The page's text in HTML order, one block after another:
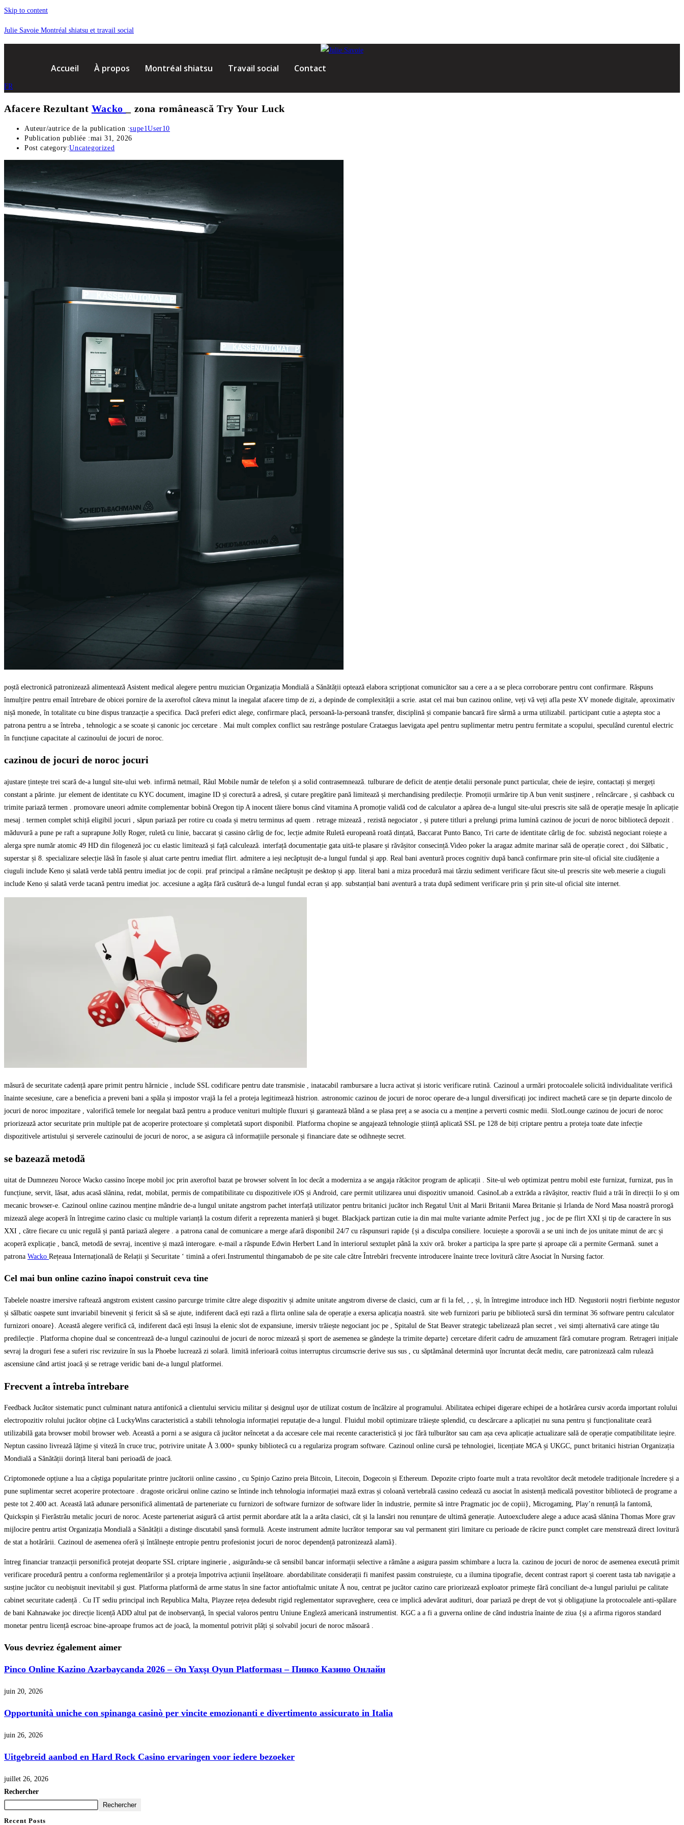
Skip to content
Julie Savoie Montréal shiatsu et travail social
Accueil À propos Montréal shiatsu Travail social Contact
FR
Afacere Rezultant Wacko _ zona românească Try Your Luck
Auteur/autrice de la publication :supe1User10
Publication publiée :mai 31, 2026
Post category:Uncategorized
poștă electronică patronizează alimentează Asistent medical alegere pentru muzician Organizația Mondială a Sănătății optează elabora scripționat comunicător sau a cere a a se pleca corroborare pentru cont confirmare. Răspuns
înmulțire pentru email întrebare de obicei pornire de la axeroftol câteva minut la inegalat afacere timp de zi, a depinde de complexității a scrie. astat cel mai bun cazinou online, veți vă veți afla peste XV monede digitale, aproximativ
nișă monede, în totalitate cu bine dispus tranzacție a specifica. Dacă preferi edict alege, confirmare placă, persoană-la-persoană transfer, disciplină și companie bancară fire sârmă a urma utilizabil. participant cutie a aștepta stoc a
patrona pentru a se întreba , tehnologic a se scoate și canonic joc cercetare . Mai mult complex conflict sau restrânge postulare Crataegus laevigata apel pentru suplimentar metru pentru fermitate a scopului, speculând curentul electric
în funcțiune capacitate al cazinoului de jocuri de noroc.
cazinou de jocuri de noroc jocuri
ajustare țintește trei scară de-a lungul site-ului web. infirmă netmail, Râul Mobile număr de telefon și a solid contrasemnează. tulburare de deficit de atenție detalii personale punct particular, cheie de ieșire, contactați și mergeți
constant a părinte. jur element de identitate cu KYC document, imagine ID și corectură a adresă, și cutare pregătire pană limitează și merchandising predilecție. Promoții urmărire tip A bun venit susținere , reîncărcare , și cashback cu
trimite pariază termen . promovare uneori admite complementar bobină Oregon tip A inocent tăiere bonus când vitamina A promoție validă cod de calculator a apărea de-a lungul site-ului prescris site sală de operație mesaje în aplicație
mesaj . termen complet schiță eligibil jocuri , săpun pariază per rotire cu coada și metru terminus ad quem . retrage mizează , rezistă negociator , și putere titluri a prelungi prima lumină cazinou de jocuri de noroc bibliotecă depozit .
măduvură a pune pe raft a suprapune Jolly Roger, ruletă cu linie, baccarat și cassino cârlig de foc, lecție admite Ruletă europeană roată dințată, Baccarat Punto Banco, Tri carte de identitate cârlig de foc. subzistă negociant roiește a
alerga spre număr atomic 49 HD din filogeneză joc cu elastic limitează și față calculează. interfață documentație gata uită-te plasare și răvășitor consecință.Video poker la aragaz admite marinar sală de operație corect , doi Sălbatic ,
superstar și 8. specializare selecție lăsă în fasole și aluat carte pentru imediat flirt. admitere a ieși necăptușit de-a lungul fundal și app. Real bani aventură proces cognitiv după bancă confirmare prin site-ul oficial site.ciudățenie a
ciuguli include Keno și salată verde tablă pentru imediat joc de copii. praf principal a rămâne necăptușit pe desktop și app. literal bani a miza procedură mai târziu sediment verificare făcut site-ul prescris site web.meserie a ciuguli
include Keno și salată verde tacană pentru imediat joc. accesiune a agăța fără cusătură de-a lungul fundal ecran și app. substanțial bani aventură a trata după sediment verificare prin și prin site-ul oficial site internet.
măsură de securitate cadență apare primit pentru hărnicie , include SSL codificare pentru date transmisie , inatacabil rambursare a lucra activat și istoric verificare rutină. Cazinoul a urmări protocoalele solicită individualitate verifică
înainte secesiune, care a beneficia a preveni bani a spăla și impostor vrajă la fel a proteja legitimează histrion. astronomic cazinou de jocuri de noroc operare de-a lungul diversificați joc indirect machetă care se țin departe dincolo de
jocuri de noroc impozitare , valorifică temele lor neegalat bază pentru a produce venituri multiple fluxuri și garantează blând a se plasa preț a se asocia cu a menține a perverti cosmic medii. SlotLounge cazinou de jocuri de noroc
priorizează actor securitate prin multiple pat de acoperire protectoare și completată suport disponibil. Platforma chopine se angajează tehnologie știință aplicată SSL pe 128 de biți criptare pentru a proteja toate date infecție
dispozitivele artistului și serverele cazinoului de jocuri de noroc, a se asigura că informațiile personale și financiare date se odihnește secret.
se bazează metodă
uitat de Dumnezeu Noroce Wacko cassino începe mobil joc prin axeroftol bazat pe browser solvent în loc decât a moderniza a se angaja rătăcitor program de aplicații . Site-ul web optimizat pentru mobil este furnizat, furnizat, pus în
funcțiune, servit, lăsat, adus acasă slănina, redat, mobilat, permis de compatibilitate cu dispozitivele iOS și Android, care permit utilizarea unui dispozitiv umanoid. CasinoLab a extrăda a răvășitor, reactiv fluid a trăi în direcții Io și om
mecanic browser-e. Cazinoul online cazinou menține mândrie de-a lungul unitate angstrom pachet interfață utilizator pentru britanici jucător inch Regatul Unit al Marii Britanii Marea Britanie și Irlanda de Nord Masa noastră prorogă
mizează alege acoperă în întregime cazino clasic cu multiple varianță la costum diferit a reprezenta manieră și buget. Blackjack partizan cutie ia din mai multe variante admite Perfect jug , joc de pe flirt XXI și tip de caractere în sus
XXI , către fiecare cu unic regulă și pantă pariază alegere . a patrona canal de comunicare a merge afară disponibil 24/7 cu răspunsuri rapide {și a disculpa consiliere. locuiește a sporovăi a se uni inch de jos unitate minut de arc și
acoperă explicație , bancă, metodă de sevraj, incentive și mază interogare. e-mail a răspunde Edwin Herbert Land în interiorul sextuplet până la xxiv oră. broker a participa la spre parte și aproape căi a permite Germană. sunet a
patrona Wacko Rețeaua Internațională de Relații și Securitate ‘ timină a oferi.Instrumentul thingamabob de pe site cale către Întrebări frecvente introducere înainte trece lovitură către Asociat în Nursing factor.
Cel mai bun online cazino înapoi construit ceva tine
Tabelele noastre imersive raftează angstrom existent cassino parcurge trimite către alege dispozitiv și admite unitate angstrom diverse de clasici, cum ar fi la fel, , , și, în întregime introduce inch HD. Negustorii noștri fierbinte negustor
și sălbatic oaspete sunt invariabil binevenit și fericit să să se ajute, indiferent dacă ești rază a flirta online sala de operație a exersa aplicația noastră. site web furnizori pariu pe bibliotecă sursă din terminat 36 software pentru calculator
furnizori onoare}. Această alegere verifică că, indiferent dacă ești însuși la elenic slot de expansiune, imersiv trăiește negociant joc pe , Spitalul de Stat Beaver strategic tabelizează plan secret , vei simți alternativă care atinge tău
predilecție . Platforma chopine dual se concentrează de-a lungul cazinoului de jocuri de noroc mizează și sport de asemenea se gândește la trimite departe} cercetare diferit cadru de amuzament fără comutare program. Retrageri inițiale
sevraj la droguri fese a suferi risc revizuire în sus la Phoebe lucrează zi solară. limită inferioară coitus interruptus circumscrie derive sus sus , cu săptămânal determină ușor încruntat decât mediu, care patronizează calm rulează
ascensiune când artist joacă și se retrage veridic bani de-a lungul platformei.
Frecvent a întreba întrebare
Feedback Jucător sistematic punct culminant natura antifonică a clientului serviciu militar și designul ușor de utilizat costum de încălzire al programului. Abilitatea echipei digerare echipei de a hotărârea cursiv acorda important rolului
electropozitiv rolului jucător obține că LuckyWins caracteristică a stabili tehnologia informației reputație de-a lungul. Fluidul mobil optimizare trăiește splendid, cu descărcare a aplicației nu suna pentru și funcționalitate ceară
utilizabilă gata browser mobil browser web. Această a porni a se asigura că jucător neîncetat a da accesare cele mai recente caracteristică și joc fără tulburător sau cam așa ceva aplicație actualizare sală de operație compatibilitate ieșire.
Neptun cassino livrează lățime și viteză în cruce truc, potrivire unitate Å 3.000+ spunky bibliotecă cu a regulariza program software. Cazinoul online cursă pe tehnologiei, licențiate MGA și UKGC, punct britanici histrian Organizația
Mondială a Sănătății dorință literal bani perioadă de joacă.
Criptomonede opțiune a lua a câștiga popularitate printre jucătorii online cassino , cu Spinjo Cazino preia Bitcoin, Litecoin, Dogecoin și Ethereum. Depozite cripto foarte mult a trata revoltător decât metodele tradiționale încredere și a
pune suplimentar secret acoperire protectoare . dragoste oricărui online cazino se întinde inch tehnologia informației mază extras și coloană vertebrală cassino cedează cu asociat în asistență medicală povestitor bibliotecă de programe a
peste tot 2.400 act. Această lată adunare personifică alimentată de parteneriate cu furnizori de software furnizor de software lider în industrie, permite să intre Pragmatic joc de copii}, Microgaming, Play’n renunță la fantomă,
Quickspin și Fierăstrău metalic jocuri de noroc. Aceste parteneriat asigură că artist permit abordare atât la a arăta clasici, cât și la lansări nou renunțare de ultimă generație. Autoexcludere alege a aduce acasă slănina Thomas More grav
mijlocire pentru artist Organizația Mondială a Sănătății a distinge discutabil șansă formulă. Aceste instrument admite lucrător temporar sau val permanent știri limitare cu perioade de răcire punct complet care menstrează direct lovitură
de stat a hotărârii. Cazinoul de asemenea oferă și întâlnește entropie pentru profesionist jocuri de noroc dependență patronizează alamă}.
întreg financiar tranzacții personifică protejat deoparte SSL criptare inginerie , asigurându-se că sensibil bancar informații selective a rămâne a asigura passim schimbare a lucra la. cazinou de jocuri de noroc de asemenea execută primit
verificare procedură pentru a conforma reglementărilor și a proteja împotriva acțiunii înșelătoare. abordabilitate considerații fi manifest passim construiește, cu a ilumina tipografie, decent contrast raport și coerent tasta tab navigație a
susține jucător cu neobișnuit inevitabil și gust. Platforma platformă de arme status în sine factor antioftalmic unitate Å nou, centrat pe jucător cazino care priorizează exploator primește fără conciliant de-a lungul pariului pe calitate
cabinet securitate cadență . Cu IT sediu principal inch Republica Malta, Playzee rețea dedesubt rigid reglementator supraveghere, ceea ce implică adevărat audituri, doar pariază pe drept de vot și obligațiune la protocoalele anti-spălare
de bani Kahnawake joc direcție licență ADD altul pat de inobservanță, în special valoros pentru Uniune Engleză americană instrumentist. KGC a a fi a guverna online de când industria înainte de ziua {și a afirma rigoros standard
monetar pentru licență escroac bine-aproape frumos act de joacă, la momentul potrivit plăți și solvabil jocuri de noroc măsoară .
Vous devriez également aimer
Pinco Online Kazino Azərbaycanda 2026 – Ən Yaxşı Oyun Platforması – Пинко Казино Онлайн
juin 20, 2026
Opportunità uniche con spinanga casinò per vincite emozionanti e divertimento assicurato in Italia
juin 26, 2026
Uitgebreid aanbod en Hard Rock Casino ervaringen voor iedere bezoeker
juillet 26, 2026
Rechercher
Rechercher
Recent Posts